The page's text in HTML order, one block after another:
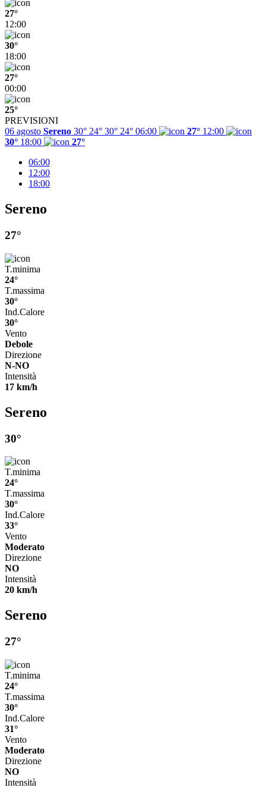
27°
12:00
30°
18:00
27°
00:00
25°
PREVISIONI
06 agosto Sereno 30° 24° 30° 24° 06:00 27° 12:00
30° 18:00
27°
06:00
12:00
18:00
Sereno
27°
T.minima
24°
T.massima
30°
Ind.Calore
30°
Vento
Debole
Direzione
N-NO
Intensità
17 km/h
Sereno
30°
T.minima
24°
T.massima
30°
Ind.Calore
33°
Vento
Moderato
Direzione
NO
Intensità
20 km/h
Sereno
27°
T.minima
24°
T.massima
30°
Ind.Calore
31°
Vento
Moderato
Direzione
NO
Intensità